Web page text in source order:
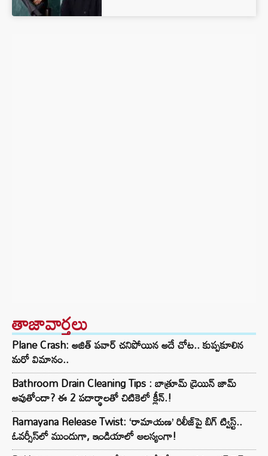
తాజావార్తలు
Plane Crash: అజిత్ పవార్ చనిపోయిన అదే చోట.. కుప్పకూలిన
మరో విమానం..
Bathroom Drain Cleaning Tips : బాత్రూమ్ డ్రెయిన్ జామ్
అవుతోందా? ఈ 2 పదార్థాలతో చిటికెలో క్లీన్.!
Ramayana Release Twist: ‘రామాయణ’ రిలీజ్‌పై బిగ్ ట్విస్ట్..
ఓవర్సీస్‌లో ముందుగా, ఇండియాలో ఆలస్యంగా!